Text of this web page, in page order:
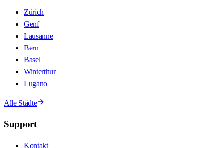
Zürich
Genf
Lausanne
Bern
Basel
Winterthur
Lugano
Alle Städte
Support
Kontakt